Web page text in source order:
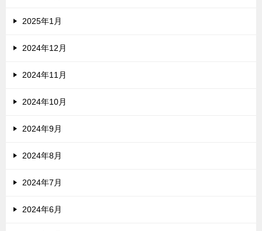
2025年1月
2024年12月
2024年11月
2024年10月
2024年9月
2024年8月
2024年7月
2024年6月